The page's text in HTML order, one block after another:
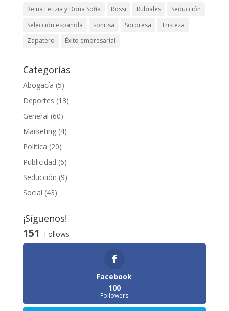
Reina Letizia y Doña Sofia
Rossi Rubiales
Seducción
Selección española
sonrisa Sorpresa
Tristeza
Zapatero
Éxito empresarial
Categorías
Abogacía (5)
Deportes (13)
General (60)
Marketing(4)
Política (20)
Publicidad (6)
Seducción (9)
Social (43)
¡Síguenos!
151 Follows
Facebook
100
Followers